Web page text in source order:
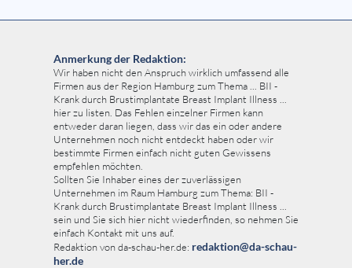
Anmerkung der Redaktion:
Wir haben nicht den Anspruch wirklich umfassend alle
Firmen aus der Region Hamburg zum Thema ... BII -
Krank durch Brustimplantate Breast Implant Illness ...
hier zu listen. Das Fehlen einzelner Firmen kann
entweder daran liegen, dass wir das ein oder andere
Unternehmen noch nicht entdeckt haben oder wir
bestimmte Firmen einfach nicht guten Gewissens
empfehlen möchten.
Sollten Sie Inhaber eines der zuverlässigen
Unternehmen im Raum Hamburg zum Thema: BII -
Krank durch Brustimplantate Breast Implant Illness ...
sein und Sie sich hier nicht wiederfinden, so nehmen Sie
einfach Kontakt mit uns auf.
Redaktion von da-schau-her.de: redaktion@da-schau-
her.de